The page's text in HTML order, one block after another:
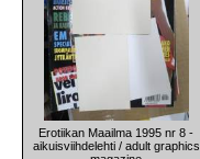
Erotiikan Maailma 1995 nr 8 -
aikuisviihdelehti / adult graphics